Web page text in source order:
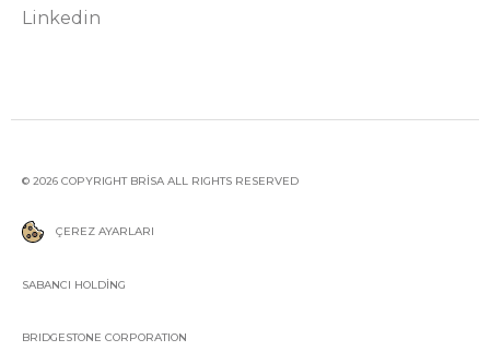
Linkedin
© 2026 COPYRIGHT BRİSA ALL RIGHTS RESERVED
ÇEREZ AYARLARI
SABANCI HOLDİNG
BRIDGESTONE CORPORATION